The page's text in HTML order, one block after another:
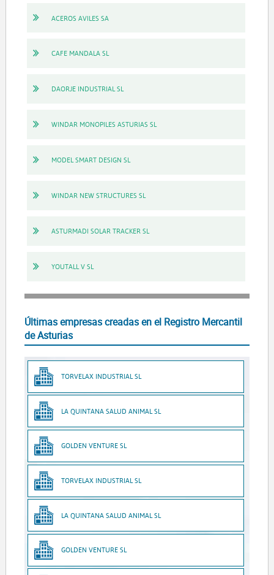
ACEROS AVILES SA
CAFE MANDALA SL
DAORJE INDUSTRIAL SL
WINDAR MONOPILES ASTURIAS SL
MODEL SMART DESIGN SL
WINDAR NEW STRUCTURES SL
ASTURMADI SOLAR TRACKER SL
YOUTALL V SL
Últimas empresas creadas en el Registro Mercantil
de Asturias
TORVELAX INDUSTRIAL SL
LA QUINTANA SALUD ANIMAL SL
GOLDEN VENTURE SL
TORVELAX INDUSTRIAL SL
LA QUINTANA SALUD ANIMAL SL
GOLDEN VENTURE SL